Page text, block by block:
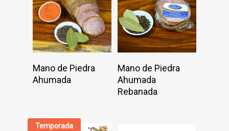
Add To Cart
Mano de Piedra
Ahumada
Add To Cart
Mano de Piedra
Ahumada
Rebanada
Temporada
¿Quiénes somos?
Información de Contacto
escribir a: